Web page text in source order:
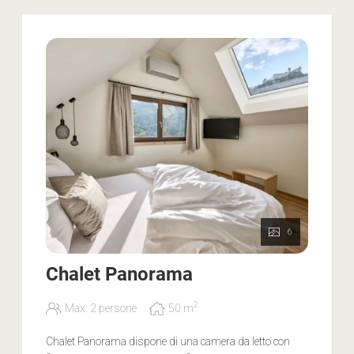
Si prega di notare: il Chalet Vista è prenotabile per adulti
e bambini a partire da 6 anni. Vi preghiamo di
comprendere che non è consentito portare animali
domestici nei chalet.
6
Chalet Panorama
Max: 2 persone 50 m2
Chalet Panorama dispone di una camera da letto con